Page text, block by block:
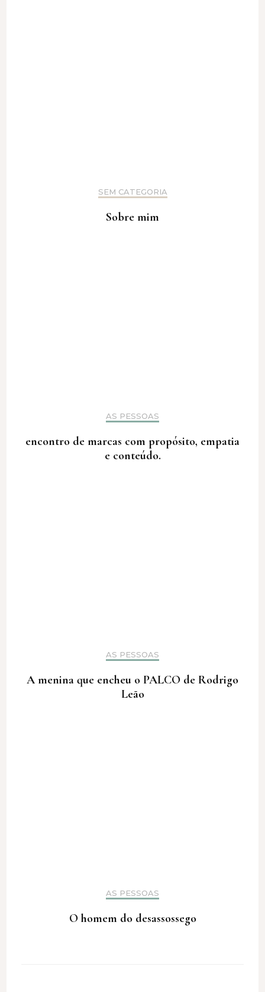
SEM CATEGORIA
Sobre mim
AS PESSOAS
encontro de marcas com propósito, empatia
e conteúdo.
AS PESSOAS
A menina que encheu o PALCO de Rodrigo
Leão
AS PESSOAS
O homem do desassossego